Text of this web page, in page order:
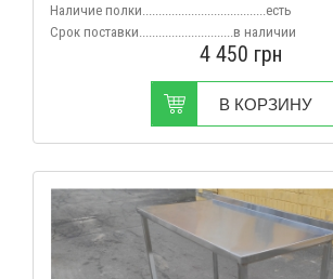
Наличие полки......................................есть
Срок поставки.............................в наличии
4 450 грн
В КОРЗИНУ